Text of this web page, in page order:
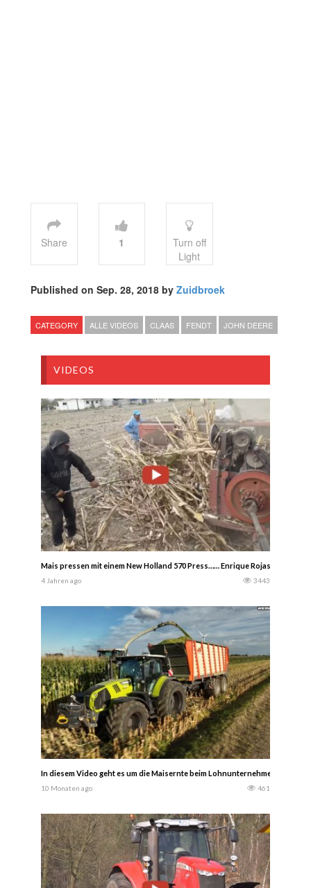
Share 1
Turn off
Light
Published on Sep. 28, 2018 by Zuidbroek
CATEGORY ALLE VIDEOS CLAAS FENDT JOHN DEERE
VIDEOS
Mais pressen mit einem New Holland 570 Press…… Enrique Rojas
4 Jahren ago 3443
In diesem Video geht es um die Maisernte beim Lohnunternehmen MaBi
10 Monaten ago 461